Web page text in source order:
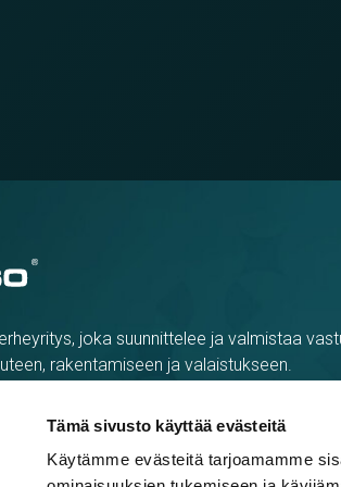
Tämä sivusto käyttää evästeitä
Käytämme evästeitä tarjoamamme
joka suunnittelee ja valmistaa
rakentamiseen ja valaistukseen.